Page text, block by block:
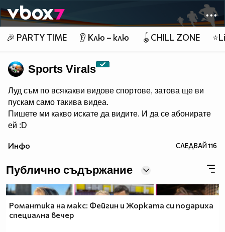
👾
🎉 PARTY TIME 👂 Клю – клю 🪀CHILL ZONE
Sports Virals
Луд съм по всякакви видове спортове, затова ще ви
пускам само такива видеа.
Пишете ми какво искате да видите. И да се абонирате
ей :D
Инфо СЛЕДВАЙ116
Публично съдържание
Романтика на макс: Фейгин и Жорката си подариха
специална вечер